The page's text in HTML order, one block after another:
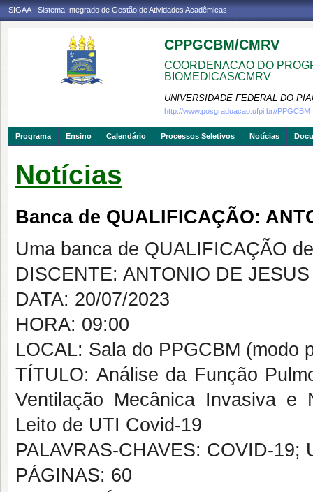
SIGAA - Sistema Integrado de Gestão de Atividades Acadêmicas
CPPGCBM/CMRV
COORDENACAO DO
BIOMEDICAS/CMRV
UNIVERSIDADE FEDERAL DO
http://www.posgraduacao.ufpi.br//PPGCBM
Programa Ensino Calendário Processos Seletivos Notícias
Notícias
Banca de QUALIFICAÇÃO:
Uma banca de QUALIFICAÇÃO
DISCENTE: ANTONIO DE
DATA: 20/07/2023
HORA: 09:00
LOCAL: Sala do PPGCBM (modo
TÍTULO: Análise da Função
Ventilação Mecânica Invasiva e
Leito de UTI Covid-19
PALAVRAS-CHAVES: COVID-19;
PÁGINAS: 60